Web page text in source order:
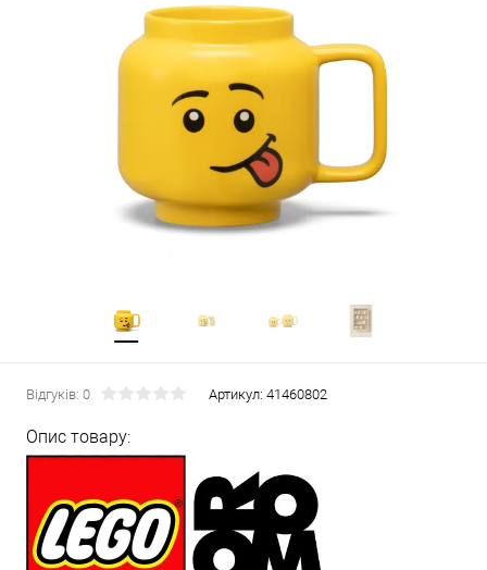
Відгуків: 0 Артикул: 41460802
Опис товару: